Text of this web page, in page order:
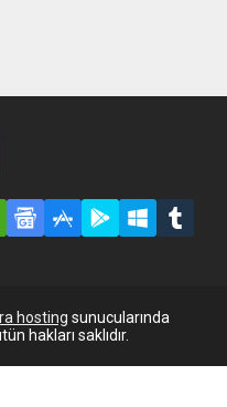
hosting sunucularında
hakları saklıdır.